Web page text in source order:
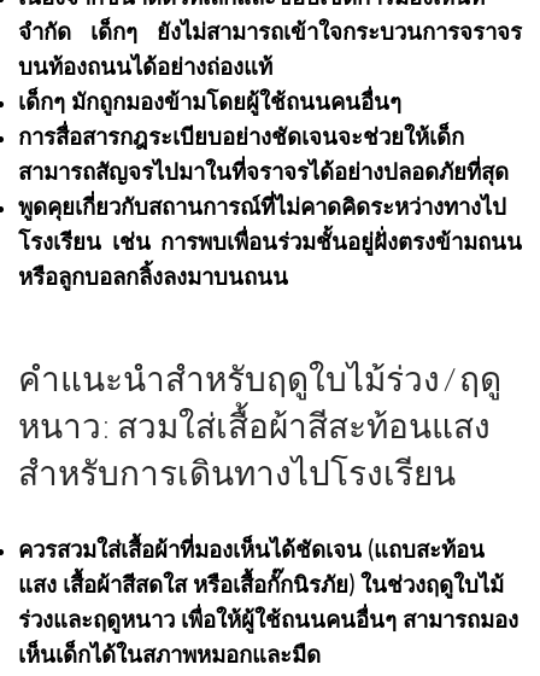
จำกัด เด็กๆ ยังไม่สามารถเข้าใจกระบวนการจราจร
บนท้องถนนได้อย่างถ่องแท้
เด็กๆ มักถูกมองข้ามโดยผู้ใช้ถนนคนอื่นๆ
การสื่อสารกฎระเบียบอย่างชัดเจนจะช่วยให้เด็ก
สามารถสัญจรไปมาในที่จราจรได้อย่างปลอดภัยที่สุด
พูดคุยเกี่ยวกับสถานการณ์ที่ไม่คาดคิดระหว่างทางไป
โรงเรียน เช่น การพบเพื่อนร่วมชั้นอยู่ฝั่งตรงข้ามถนน
หรือลูกบอลกลิ้งลงมาบนถนน
คำแนะนำสำหรับฤดูใบไม้ร่วง/ฤดู
หนาว: สวมใส่เสื้อผ้าสีสะท้อนแสง
สำหรับการเดินทางไปโรงเรียน
ควรสวมใส่เสื้อผ้าที่มองเห็นได้ชัดเจน (แถบสะท้อน
แสง เสื้อผ้าสีสดใส หรือเสื้อกั๊กนิรภัย) ในช่วงฤดูใบไม้
ร่วงและฤดูหนาว เพื่อให้ผู้ใช้ถนนคนอื่นๆ สามารถมอง
เห็นเด็กได้ในสภาพหมอกและมืด